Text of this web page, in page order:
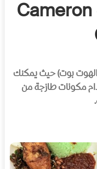
بوت) حيث يمكنك
مكونات طازجة من